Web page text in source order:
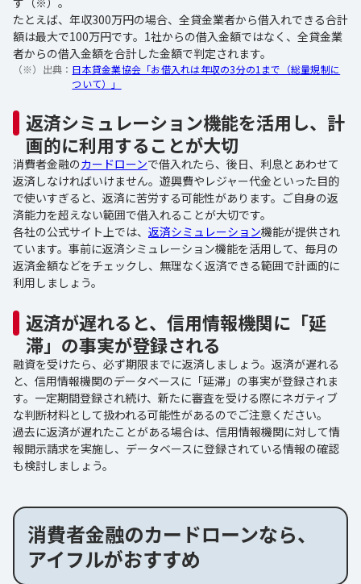
たとえば、年収300万円の場合、全貸金業者から借入れできる合計
額は最大で100万円です。1社からの借入金額ではなく、全貸金業
者からの借入金額を合計した金額で判定されます。
（※）出典： 日本貸金業協会「お借入れは年収の3分の1まで（総量規制に
ついて）」
返済シミュレーション機能を活用し、計
画的に利用することが大切
消費者金融のカードローンで借入れたら、後日、利息とあわせて
返済しなければいけません。遊興費やレジャー代金といった目的
で使いすぎると、返済に苦労する可能性があります。ご自身の返
済能力を超えない範囲で借入れることが大切です。
各社の公式サイト上では、 返済シミュレーション機能が提供され
ています。事前に返済シミュレーション機能を活用して、毎月の
返済金額などをチェックし、無理なく返済できる範囲で計画的に
利用しましょう。
返済が遅れると、信用情報機関に「延
滞」の事実が登録される
融資を受けたら、必ず期限までに返済しましょう。返済が遅れる
と、信用情報機関のデータベースに「延滞」の事実が登録されま
す。一定期間登録され続け、新たに審査を受ける際にネガティブ
な判断材料として扱われる可能性があるのでご注意ください。
過去に返済が遅れたことがある場合は、信用情報機関に対して情
報開示請求を実施し、データベースに登録されている情報の確認
も検討しましょう。
消費者金融のカードローンなら、
アイフルがおすすめ